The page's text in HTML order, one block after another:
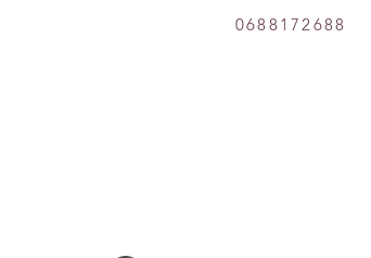
0688172688